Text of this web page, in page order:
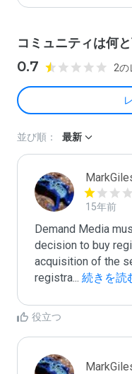
コミュニティは何
0.7 2の
並び順： 最新
15年前
Demand Media
decision to buy
acquisition of the
registra... 続きを読
役立つ